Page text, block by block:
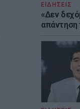
ΕΙΔΗΣΕΙΣ
«Δεν
απάντηση